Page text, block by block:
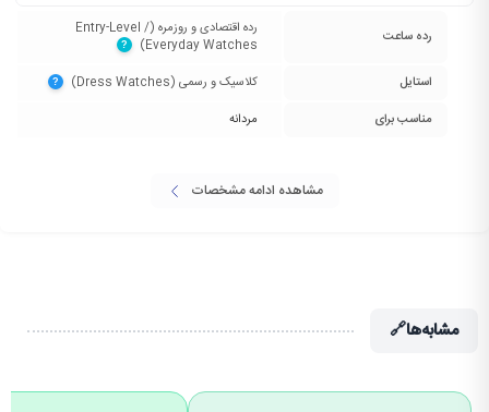
رده ساعت
رده اقتصادی و روزمره (Entry-Level /
Everyday Watches)‏
?
استایل کلاسیک و رسمی (Dress Watches)‏ ?
مناسب برای مردانه
مشاهده ادامه مشخصات
مشابه‌ها🔗